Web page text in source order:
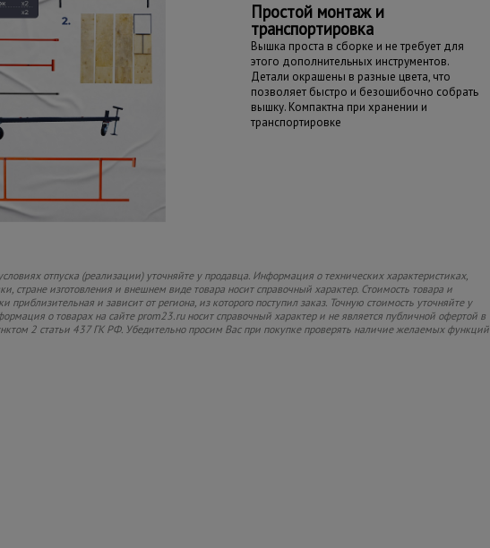
Простой монтаж и
транспортировка
Вышка проста в сборке и не требует для
этого дополнительных инструментов.
Детали окрашены в разные цвета, что
позволяет быстро и безошибочно собрать
вышку. Компактна при хранении и
транспортировке
отпуска (реализации) уточняйте у продавца. Информация о технических характеристиках,
стране изготовления и внешнем виде товара носит справочный характер. Стоимость товара и
приблизительная и зависит от региона, из которого поступил заказ. Точную стоимость уточняйте у
о товарах на сайте prom23.ru носит справочный характер и не является публичной офертой в
2 статьи 437 ГК РФ. Убедительно просим Вас при покупке проверять наличие желаемых функций